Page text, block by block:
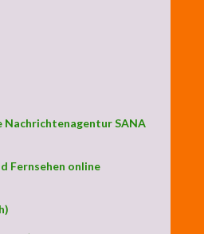
SANA
Fernsehen online